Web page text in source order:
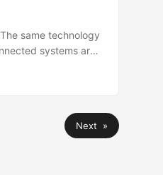
same technology
systems are
calling it
Next »